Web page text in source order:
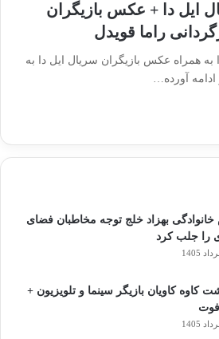
ایل دا + عکس بازیگران
راما قویدل
به همراه عکس بازیگران سریال ایل دا به
ادامه آورده…
بهزاد خلج توجه مخاطبان فضای
را جلب کرد
کاوه کاویان بازیگر سینما و تلویزیون +